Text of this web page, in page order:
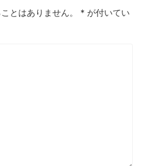
とはありません。 * が付いてい